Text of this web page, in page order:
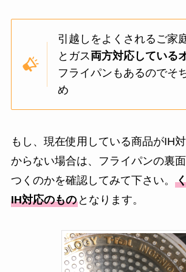
引越しをよくされるご家
とガス 両方対応している
フライパンもあるのでそ
め
もし、現在使用している商品がIH
からない場合は、フライパンの裏
つくのかを確認してみて下さい。
IH対応のものとなります。